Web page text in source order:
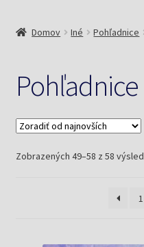
Predplatné
Pripravujeme
Pre školy
Domov Iné Pohľadnice
Pohľadnice
Zobrazených 49–58 z 58
1